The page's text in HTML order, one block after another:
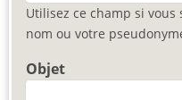
Utilisez ce champ si
nom ou votre
Objet